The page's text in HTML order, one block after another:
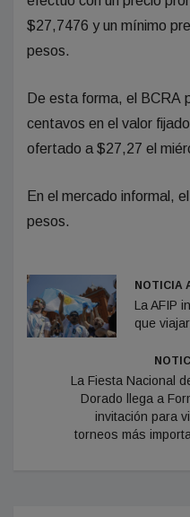
$27,7476 y un mínimo
pesos.
De esta forma, el BCRA
centavos en el valor
ofertado a $27,27 el
En el mercado informal,
pesos.
NOTICIA
La AFIP
que
La Fiesta Nacional
Dorado llega a
invitación para
torneos más